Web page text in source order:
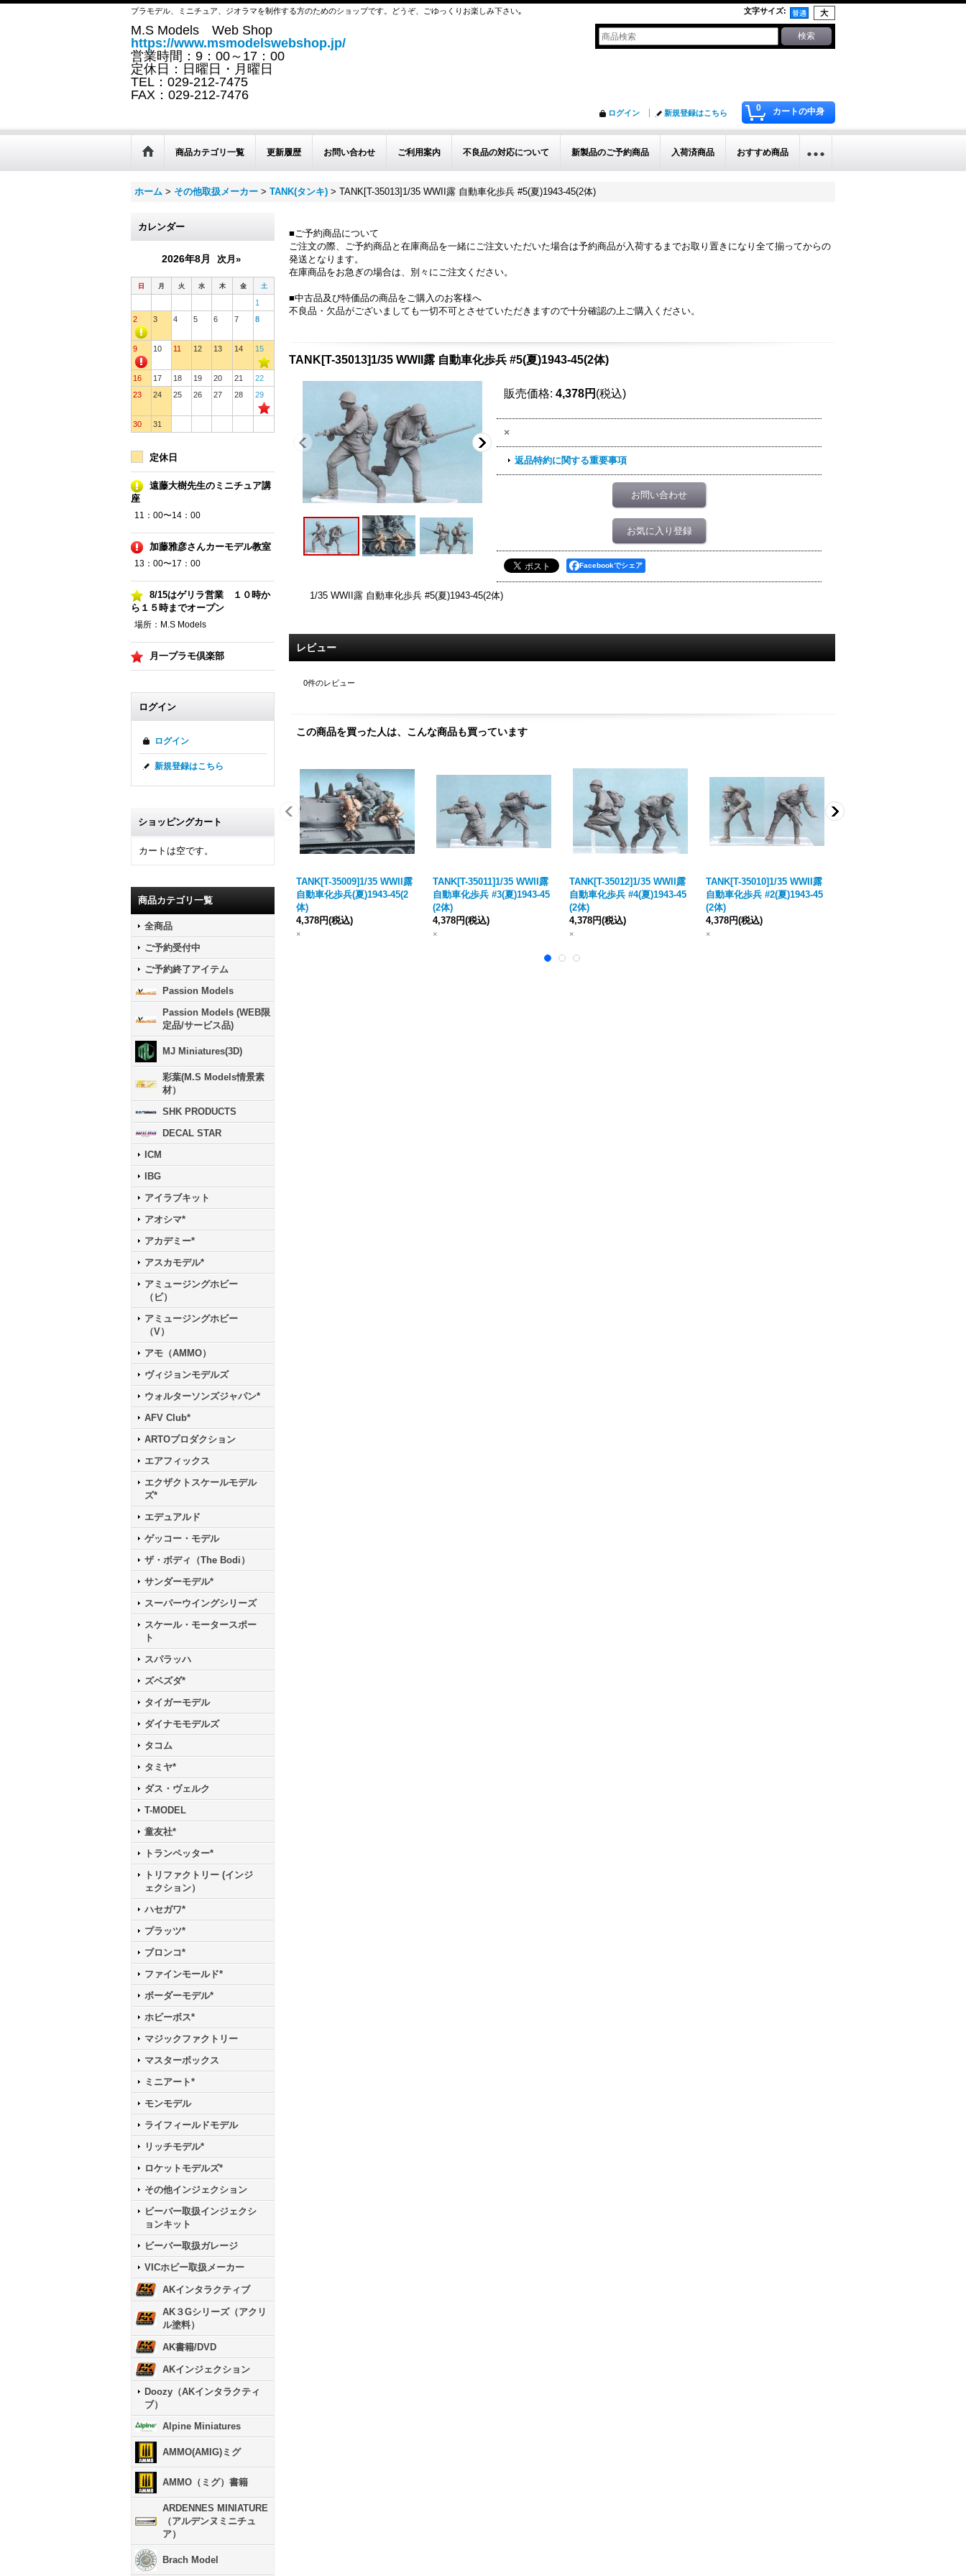
プラモデル、ミニチュア、ジオラマを制作する方のためのショップです。どうぞ、ごゆっくりお楽しみ下さい｡ 文字サイズ:
M.S Models Web Shop
https://www.msmodelswebshop.jp/
営業時間：9：00～17：00
定休日：日曜日・月曜日
TEL：029-212-7475
FAX：029-212-7476
0 カートの中身
ログイン 新規登録はこちら
商品カテゴリ一覧 更新履歴 お問い合わせ ご利用案内 不良品の対応について 新製品のご予約商品 入荷済商品 おすすめ商品
ホーム > その他取扱メーカー > TANK(タンキ) > TANK[T-35013]1/35 WWII露 自動車化歩兵 #5(夏)1943-45(2体)
カレンダー
2026年8月 次月»
日 月 火 水 木 金 土
1
2
3 4 5 6 7 8
9 10 11 12 13 14 15
16 17 18 19 20 21
22
23
24 25 26 27 28 29
30 31
定休日
遠藤大樹先生のミニチュア講
座
11：00〜14：00
加藤雅彦さんカーモデル教室
13：00〜17：00
8/15はゲリラ営業 １０時か
ら１５時までオープン
場所：M.S Models
月一プラモ倶楽部
ログイン
ログイン
新規登録はこちら
ショッピングカート
カートは空です。
商品カテゴリ一覧
全商品
ご予約受付中
ご予約終了アイテム
Passion Models
Passion Models (WEB限
定品/サービス品)
MJ Miniatures(3D)
彩葉(M.S Models情景素
材）
SHK PRODUCTS
DECAL STAR
ICM
IBG
アイラブキット
アオシマ*
アカデミー*
アスカモデル*
アミュージングホビー
（ビ）
アミュージングホビー
（V）
アモ（AMMO）
ヴィジョンモデルズ
ウォルターソンズジャパン*
AFV Club*
ARTOプロダクション
エアフィックス
エクザクトスケールモデル
ズ*
エデュアルド
ゲッコー・モデル
ザ・ボディ（The Bodi）
サンダーモデル*
スーパーウイングシリーズ
スケール・モータースポー
ト
スパラッハ
ズベズダ*
タイガーモデル
ダイナモモデルズ
タコム
タミヤ*
ダス・ヴェルク
T-MODEL
童友社*
トランペッター*
トリファクトリー (インジ
ェクション）
ハセガワ*
プラッツ*
ブロンコ*
ファインモールド*
ボーダーモデル*
ホビーボス*
マジックファクトリー
マスターボックス
ミニアート*
モンモデル
ライフィールドモデル
リッチモデル*
ロケットモデルズ*
その他インジェクション
ビーバー取扱インジェクシ
ョンキット
ビーバー取扱ガレージ
VICホビー取扱メーカー
AKインタラクティブ
AK３Gシリーズ（アクリ
ル塗料）
AK書籍/DVD
AKインジェクション
Doozy（AKインタラクティ
ブ）
Alpine Miniatures
AMMO(AMIG)ミグ
AMMO（ミグ）書籍
ARDENNES MINIATURE
（アルデンヌミニチュ
ア）
Brach Model
■ご予約商品について
ご注文の際、ご予約商品と在庫商品を一緒にご注文いただいた場合は予約商品が入荷するまでお取り置きになり全て揃ってからの
発送となります。
在庫商品をお急ぎの場合は、別々にご注文ください。
■中古品及び特価品の商品をご購入のお客様へ
不良品・欠品がございましても一切不可とさせていただきますので十分確認の上ご購入ください。
TANK[T-35013]1/35 WWII露 自動車化歩兵 #5(夏)1943-45(2体)
販売価格: 4,378円 (税込)
×
返品特約に関する重要事項
お問い合わせ
お気に入り登録
Facebookでシェア
1/35 WWII露 自動車化歩兵 #5(夏)1943-45(2体)
レビュー
0件のレビュー
この商品を買った人は、こんな商品も買っています
TANK[T-35009]1/35 WWII露
自動車化歩兵(夏)1943-45(2
体)
4,378円(税込)
×
TANK[T-35011]1/35 WWII露
自動車化歩兵 #3(夏)1943-45
(2体)
4,378円(税込)
×
TANK[T-35012]1/35 WWII露
自動車化歩兵 #4(夏)1943-45
(2体)
4,378円(税込)
×
TANK[T-35010]1/35 WWII露
自動車化歩兵 #2(夏)1943-45
(2体)
4,378円(税込)
×